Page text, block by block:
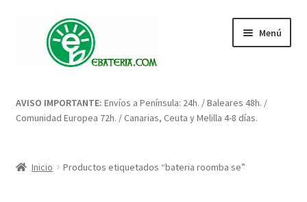
contenido
Menú
Blog: artículos y consejos
AVISO IMPORTANTE: Envíos a Península: 24h. / Baleares 48h. /
Comunidad Europea 72h. / Canarias, Ceuta y Melilla 4-8 días.
Inicio Productos etiquetados “bateria roomba se”